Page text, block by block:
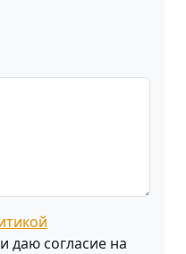
и даю согласие на